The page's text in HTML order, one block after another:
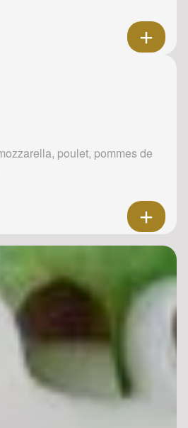
poulet, pommes de